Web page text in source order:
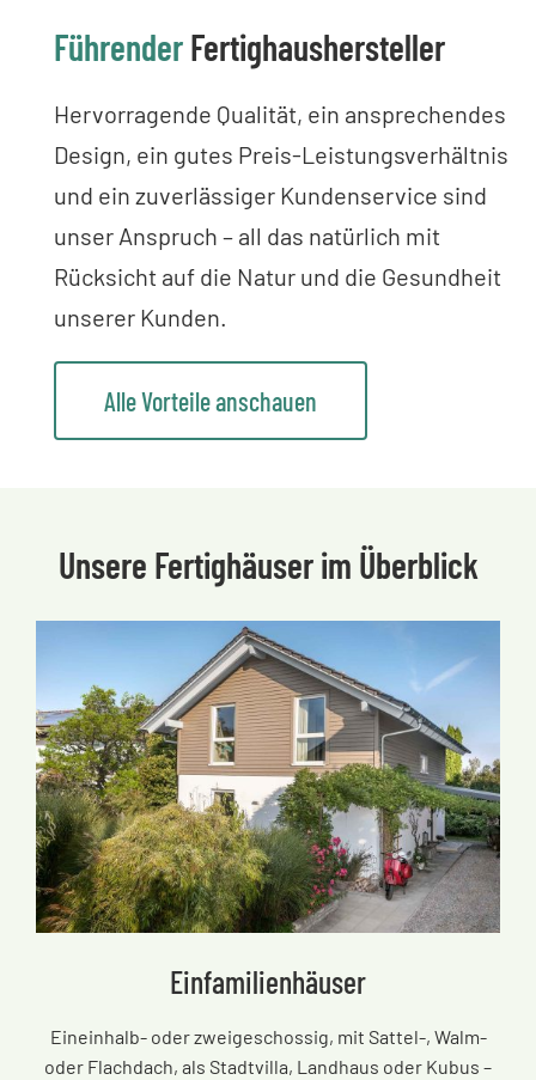
FührenderFertighaushersteller
Hervorragende Qualität, ein ansprechendes
Design, ein gutes Preis-Leistungsverhältnis
und ein zuverlässiger Kundenservice sind
unser Anspruch – all das natürlich mit
Rücksicht auf die Natur und die Gesundheit
unserer Kunden.
Alle Vorteile anschauen
Unsere Fertighäuser im Überblick
Einfamilienhäuser
Eineinhalb- oder zweigeschossig, mit Sattel-, Walm-
oder Flachdach, als Stadtvilla, Landhaus oder Kubus –